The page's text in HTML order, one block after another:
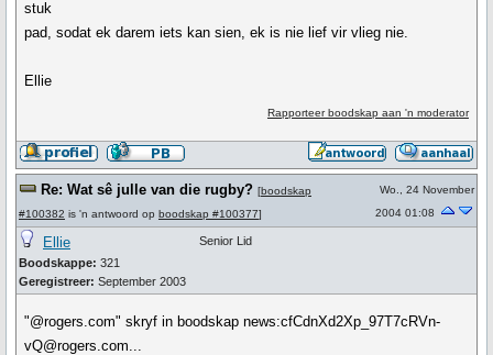
stuk
pad, sodat ek darem iets kan sien, ek is nie lief vir vlieg nie.
Ellie
Rapporteer boodskap aan 'n moderator
Re: Wat sê julle van die rugby? [boodskap
#100382 is 'n antwoord op boodskap #100377]
Wo., 24 November
2004 01:08
Ellie
Boodskappe: 321
Geregistreer: September 2003
Senior Lid
"@rogers.com" skryf in boodskap news:cfCdnXd2Xp_97T7cRVn-
vQ@rogers.com...